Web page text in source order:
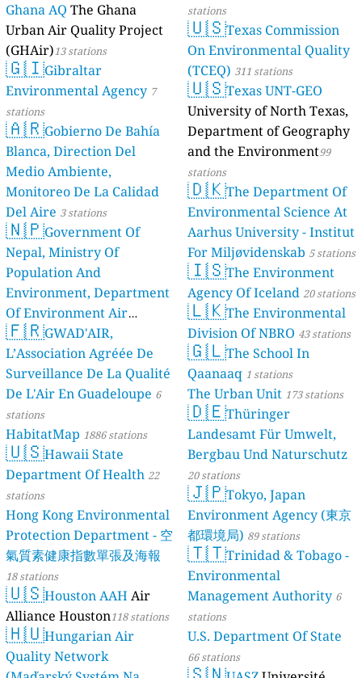
Ghana AQ The Ghana
Urban Air Quality Project
(GHAir)13 stations
🇬🇮Gibraltar
Environmental Agency 7
stations
🇦🇷Gobierno De Bahía
Blanca, Direction Del
Medio Ambiente,
Monitoreo De La Calidad
Del Aire 3 stations
🇳🇵Government Of
Nepal, Ministry Of
Population And
Environment, Department
Of Environment Air
Quality Monitoring
stations
🇫🇷GWAD'AIR,
L’Association Agréée De
Surveillance De La Qualité
De L'Air En Guadeloupe 6
stations
HabitatMap 1886 stations
🇺🇸Hawaii State
Department Of Health 22
stations
Hong Kong Environmental
Protection Department - 空
氣質素健康指數單張及海報
18 stations
🇺🇸Houston AAH Air
Alliance Houston118 stations
🇭🇺Hungarian Air
Quality Network
stations
🇺🇸Texas Commission
On Environmental Quality
(TCEQ) 311 stations
🇺🇸Texas UNT-GEO
University of North Texas,
Department of Geography
and the Environment99
stations
🇩🇰The Department Of
Environmental Science At
Aarhus University - Institut
For Miljøvidenskab 5 stations
🇮🇸The Environment
Agency Of Iceland 20 stations
🇱🇰The Environmental
Division Of NBRO 43 stations
🇬🇱The School In
Qaanaaq 1 stations
The Urban Unit 173 stations
🇩🇪Thüringer
Landesamt Für Umwelt,
Bergbau Und Naturschutz
20 stations
🇯🇵Tokyo, Japan
Environment Agency (東京
都環境局) 89 stations
🇹🇹Trinidad & Tobago -
Environmental
Management Authority 6
stations
U.S. Department Of State
66 stations